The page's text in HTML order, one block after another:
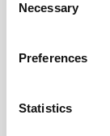
Selection
Necessary
Preferences
Statistics